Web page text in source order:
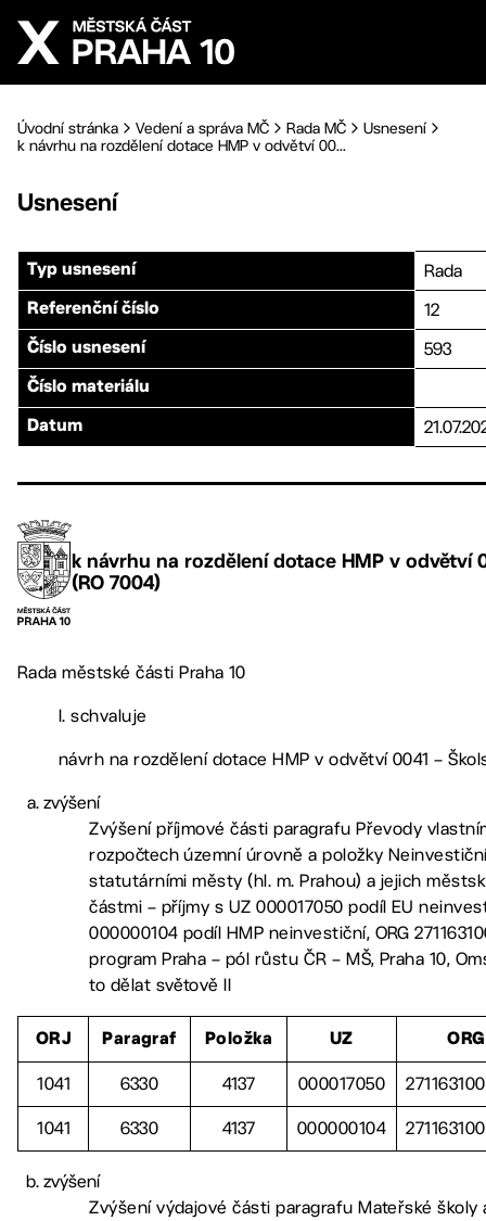
Přejít na hlavní obsah
Úvodní stránka Vedení a správa MČ Rada MČ
Usnesení
k návrhu na rozdělení dotace HMP v odvětví 00...
Usnesení
Typ usnesení Rada
Referenční číslo 12
Číslo usnesení 593
Číslo materiálu
Datum
k návrhu na rozdělení dotace HMP v odvětví
(RO 7004)
Rada městské části Praha 10
I. schvaluje
návrh na rozdělení dotace HMP v odvětví 0041 –
zvýšení
Zvýšení příjmové části paragrafu Převody
rozpočtech územní úrovně a položky
statutárními městy (hl. m. Prahou) a jejich
částmi – příjmy s UZ 000017050 podíl EU
000000104 podíl HMP neinvestiční, ORG
program Praha – pól růstu ČR – MŠ, Praha 10,
to dělat světově II
ORJ Paragraf Položka UZ ORG
1041 6330 4137 000017050
1041 6330 4137 000000104
zvýšení
Zvýšení výdajové části paragrafu Mateřské školy